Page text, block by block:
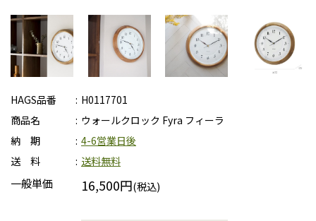
HAGS品番
H0117701
商品名
ウォールクロック Fyra フィーラ
納 期
4-6営業日後
送 料
送料無料
一般単価 16,500円(税込)